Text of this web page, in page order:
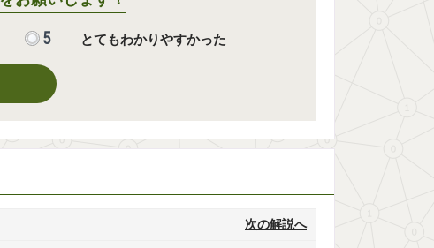
5 とてもわかりやすかった
次の解説へ